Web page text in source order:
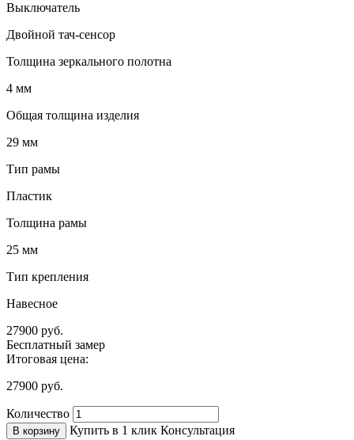
Выключатель
Двойной тач-сенсор
Толщина зеркального полотна
4 мм
Общая толщина изделия
29 мм
Тип рамы
Пластик
Толщина рамы
25 мм
Тип крепления
Навесное
27900 руб.
Бесплатный замер
Итоговая цена:
27900 руб.
Количество
В корзину Купить в 1 клик Консультация